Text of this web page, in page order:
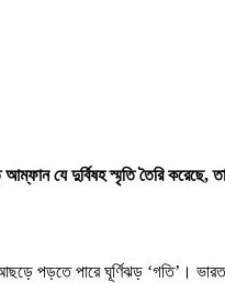
যে দুর্বিষহ স্মৃতি তৈরি
পড়তে পারে ঘূর্ণিঝড় ‘গতি’।